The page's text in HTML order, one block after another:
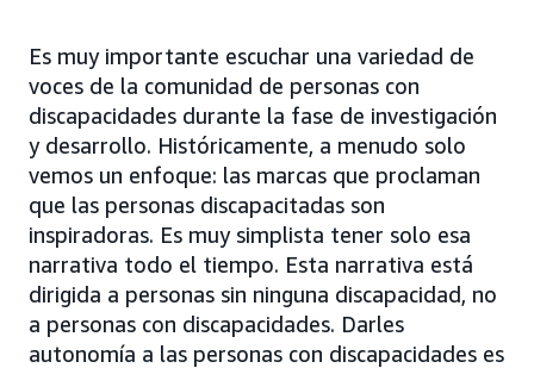
Es muy importante escuchar una variedad de
voces de la comunidad de personas con
discapacidades durante la fase de investigación
y desarrollo. Históricamente, a menudo solo
vemos un enfoque: las marcas que proclaman
que las personas discapacitadas son
inspiradoras. Es muy simplista tener solo esa
narrativa todo el tiempo. Esta narrativa está
dirigida a personas sin ninguna discapacidad, no
a personas con discapacidades. Darles
autonomía a las personas con discapacidades es